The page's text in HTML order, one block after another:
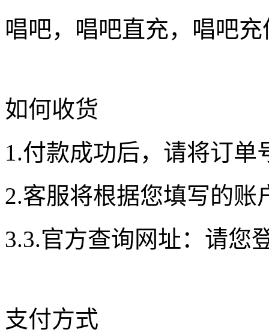
唱吧，唱吧直充，唱吧
如何收货
1.付款成功后，请将订单
2.客服将根据您填写的账
3.3.官方查询网址：请您
支付方式